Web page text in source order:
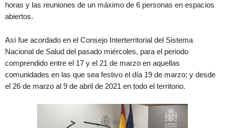
horas y las reuniones de un máximo de 6 personas en espacios
abiertos.
Así fue acordado en el Consejo Interterritorial del Sistema
Nacional de Salud del pasado miércoles, para el periodo
comprendido entre el 17 y el 21 de marzo en aquellas
comunidades en las que sea festivo el día 19 de marzo; y desde
el 26 de marzo al 9 de abril de 2021 en todo el territorio.